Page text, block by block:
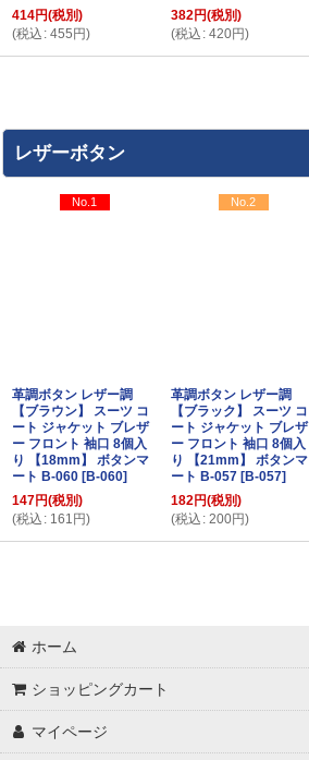
414円(税別)
(税込 : 455円)
382円(税別)
(税込 : 420円)
レザーボタン
No.1
革調ボタン レザー調
【ブラウン】 スーツ コ
ート ジャケット ブレザ
ー フロント 袖口 8個入
り 【18mm】 ボタンマ
ート B-060 [B-060]
147円(税別)
(税込 : 161 円)
No.2
革調ボタン レザー調
【ブラック】 スーツ コ
ート ジャケット ブレザ
ー フロント 袖口 8個入
り 【21mm】 ボタンマ
ート B-057 [B-057]
182円(税別)
(税込 : 200円)
ホーム
ショッピングカート
マイページ